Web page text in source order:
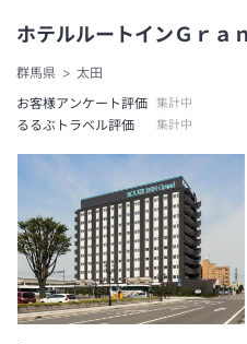
ホテルルートインＧｒａ
群馬県
太田
お客様アンケート評価
集計中
るるぶトラベル評価 集計中